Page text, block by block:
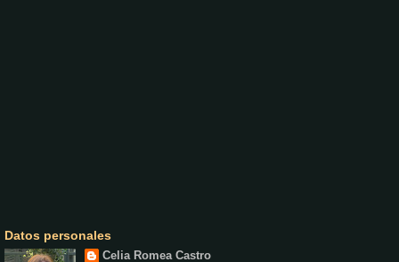
Datos personales
Celia Romea Castro